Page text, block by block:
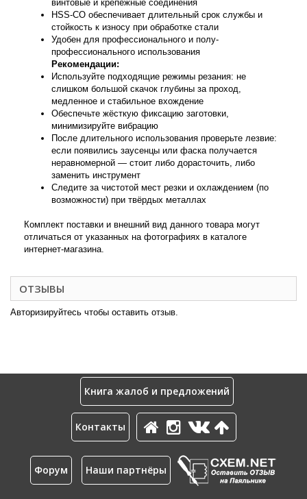
винтовые и крепёжные соединения
HSS-CO обеспечивает длительный срок службы и
стойкость к износу при обработке стали
Удобен для профессионального и полу-
профессионального использования
Рекомендации:
Используйте подходящие режимы резания: не
слишком большой скачок глубины за проход,
медленное и стабильное вхождение
Обеспечьте жёсткую фиксацию заготовки,
минимизируйте вибрацию
После длительного использования проверьте лезвие:
если появились заусенцы или фаска получается
неравномерной — стоит либо дорасточить, либо
заменить инструмент
Следите за чистотой мест резки и охлаждением (по
возможности) при твёрдых металлах
Комплект поставки и внешний вид данного товара могут
отличаться от указанных на фотографиях в каталоге
интернет-магазина.
ОТЗЫВЫ
Авторизируйтесь чтобы оставить отзыв.
Книга жалоб и предложений
Контакты
Форум Наши партнёры